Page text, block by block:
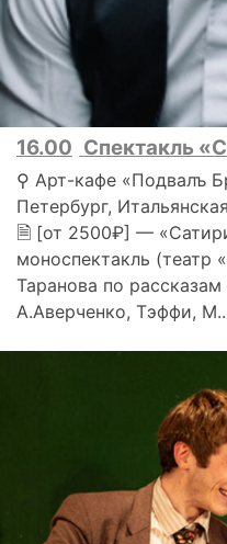
16.00 Спектакль
⚲ Арт-кафе «Подвалъ
Петербург,
🗎 [от 2500₽] —
моноспектакль (театр
Таранова по
А.Аверченко, Тэффи, М..